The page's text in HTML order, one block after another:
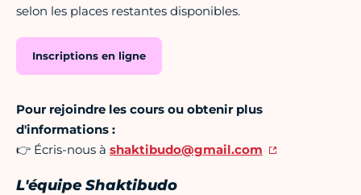
selon les places restantes disponibles.
Inscriptions en ligne
Pour rejoindre les cours ou obtenir plus
d'informations :
👉 Écris-nous à shaktibudo@gmail.com
L'équipe Shaktibudo